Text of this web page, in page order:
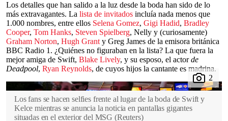
Los detalles que han salido a la luz desde la boda han sido de lo
más extravagantes. La lista de invitados incluía nada menos que
1.000 nombres, entre ellos Selena Gomez, Gigi Hadid, Bradley
Cooper, Tom Hanks, Steven Spielberg, Nelly y (curiosamente)
Graham Norton, Hugh Grant y Greg James de la emisora británica
BBC Radio 1. ¿Quiénes no figuraban en la lista? La que fuera la
mejor amiga de Swift, Blake Lively, y su esposo, el actorde
Deadpool, Ryan Reynolds, de cuyos hijos la cantante es madrina.
Los fans se hacen selfies frente al lugar de la boda de Swift y
Kelce mientras se anuncia la noticia en pantallas gigantes
situadas en el exterior del MSG (Reuters)